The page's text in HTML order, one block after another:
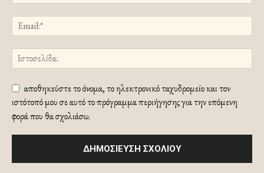
αποθηκεύστε το όνομα, το ηλεκτρονικό ταχυδρομείο και τον
ιστότοπό μου σε αυτό το πρόγραμμα περιήγησης για την επόμενη
φορά που θα σχολιάσω.